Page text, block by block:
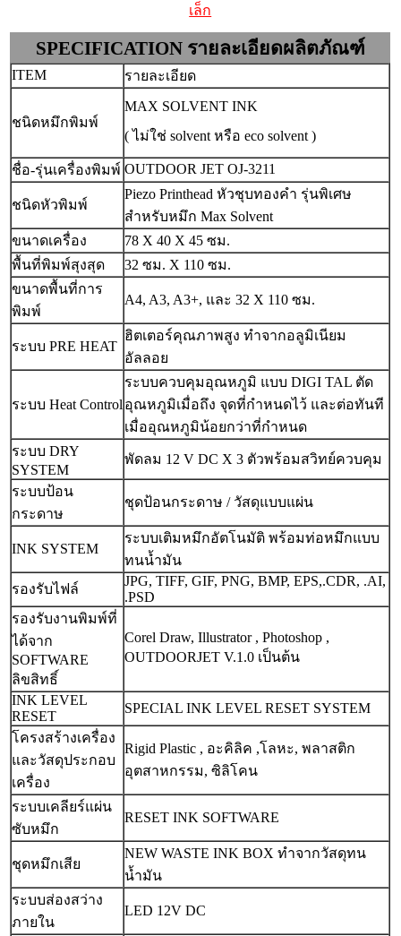
เล็ก
SPECIFICATION รายละเอียดผลิตภัณฑ์
ITEM รายละเอียด
ชนิดหมึกพิมพ์
MAX SOLVENT INK
( ไม่ใช่ solvent หรือ eco solvent )
ชื่อ-รุ่นเครื่องพิมพ์ OUTDOOR JET OJ-3211
ชนิดหัวพิมพ์
Piezo Printhead หัวชุบทองคำ รุ่นพิเศษ
สำหรับหมึก Max Solvent
ขนาดเครื่อง
78 X 40 X 45 ซม.
พื้นที่พิมพ์สุงสุด
32 ซม. X 110 ซม.
ขนาดพื้นที่การ
พิมพ์
A4, A3, A3+, และ 32 X 110 ซม.
ระบบ PRE HEAT
ฮิตเตอร์คุณภาพสูง ทำจากอลูมิเนียม
อัลลอย
ระบบ Heat Control
ระบบควบคุมอุณหภูมิ แบบ DIGI TAL ตัด
อุณหภูมิเมื่อถึง จุดที่กำหนดไว้ และต่อทันที
เมื่ออุณหภูมิน้อยกว่าที่กำหนด
ระบบ DRY
SYSTEM
พัดลม 12 V DC X 3 ตัวพร้อมสวิทย์ควบคุม
ระบบป้อน
กระดาษ
ชุดป้อนกระดาษ / วัสดุแบบแผ่น
INK SYSTEM
ระบบเติมหมึกอัตโนมัติ พร้อมท่อหมึกแบบ
ทนน้ำมัน
รองรับไฟล์
JPG, TIFF, GIF, PNG, BMP, EPS,.CDR, .AI,
.PSD
รองรับงานพิมพ์ที่
ได้จาก
SOFTWARE
ลิขสิทธิ์
Corel Draw, Illustrator , Photoshop ,
OUTDOORJET V.1.0 เป็นต้น
INK LEVEL
RESET
SPECIAL INK LEVEL RESET SYSTEM
โครงสร้างเครื่อง
และวัสดุประกอบ
เครื่อง
Rigid Plastic , อะคิลิค ,โลหะ, พลาสติก
อุตสาหกรรม, ซิลิโคน
ระบบเคลียร์แผ่น
ซับหมึก
RESET INK SOFTWARE
ชุดหมึกเสีย
NEW WASTE INK BOX ทำจากวัสดุทน
น้ำมัน
ระบบส่องสว่าง
ภายใน
LED 12V DC